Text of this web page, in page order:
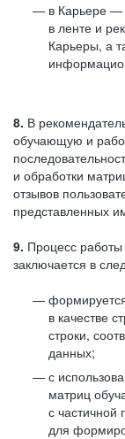
в Карьере —
в ленте и
Карьеры, а
8. В
обучающую и
и обработки
отзывов
представленных
9. Процесс
заключается в
в качестве
строки,
данных;
с
матриц
с
для